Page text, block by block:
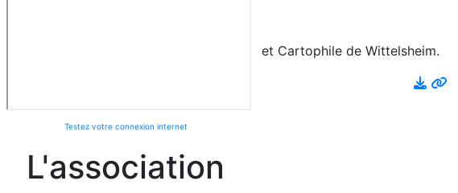
Testez votre connexion internet
L'association
et Cartophile de Wittelsheim.